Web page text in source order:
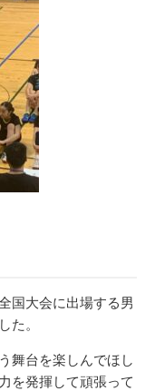
国大会に出場する男
た。
舞台を楽しんでほし
を発揮して頑張って